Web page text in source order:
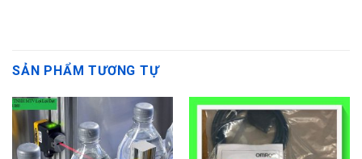
SẢN PHẨM TƯƠNG TỰ